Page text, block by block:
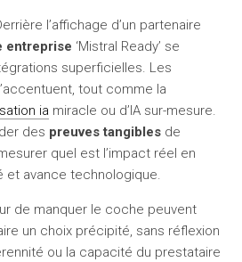
l’affichage d’un partenaire
entreprise ‘Mistral Ready’ se
superficielles. Les
tout comme la
ia miracle ou d’IA sur-mesure.
des preuves tangibles de
quel est l’impact réel en
et avance technologique.
de manquer le coche peuvent
un choix précipité, sans réflexion
ou la capacité du prestataire